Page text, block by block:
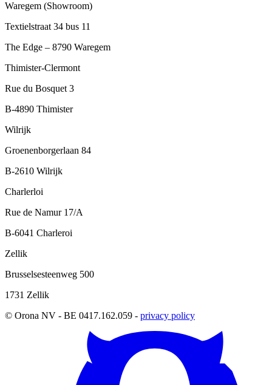
Waregem (Showroom)
Textielstraat 34 bus 11
The Edge – 8790 Waregem
Thimister-Clermont
Rue du Bosquet 3
B-4890 Thimister
Wilrijk
Groenenborgerlaan 84
B-2610 Wilrijk
Charlerloi
Rue de Namur 17/A
B-6041 Charleroi
Zellik
Brusselsesteenweg 500
1731 Zellik
© Orona NV - BE 0417.162.059 - privacy policy